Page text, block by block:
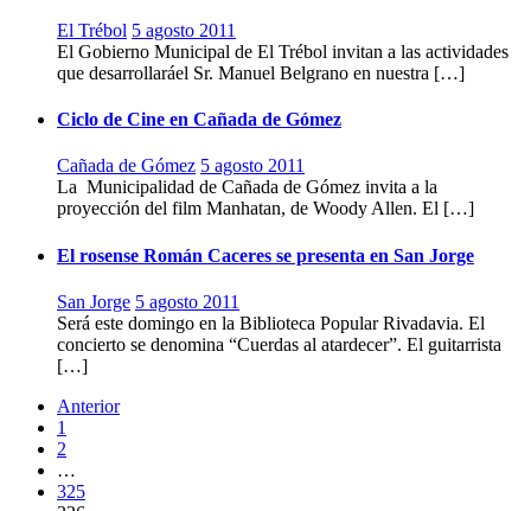
El Trébol 5 agosto 2011
El Gobierno Municipal de El Trébol invitan a las actividades
que desarrollaráel Sr. Manuel Belgrano en nuestra […]
Ciclo de Cine en Cañada de Gómez
Cañada de Gómez 5 agosto 2011
La Municipalidad de Cañada de Gómez invita a la
proyección del film Manhatan, de Woody Allen. El […]
El rosense Román Caceres se presenta en San Jorge
San Jorge 5 agosto 2011
Será este domingo en la Biblioteca Popular Rivadavia. El
concierto se denomina “Cuerdas al atardecer”. El guitarrista
[…]
Anterior
1
2
…
325